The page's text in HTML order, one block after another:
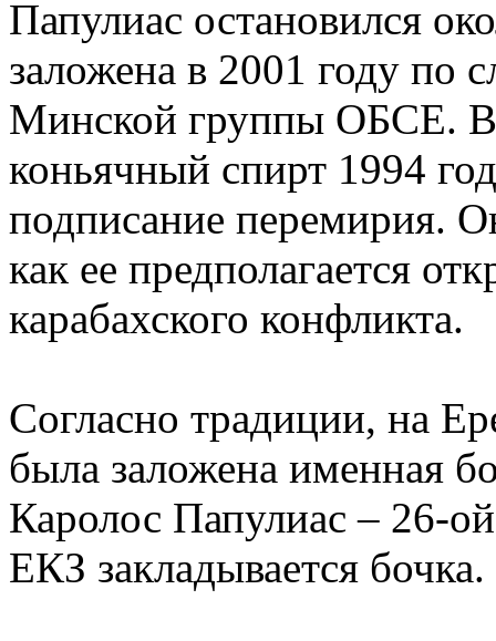
Папулиас остановился
заложена в 2001 году по
Минской группы ОБСЕ. В
коньячный спирт 1994
подписание перемирия.
как ее предполагается
карабахского конфликта.
Согласно традиции, на
была заложена именная
Каролос Папулиас – 26-
ЕКЗ закладывается бочка.